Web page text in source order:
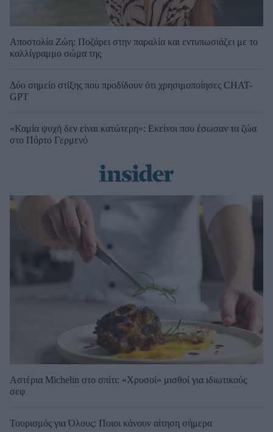
Αποστολία Ζώη: Ποζάρει στην παραλία και εντυπωσιάζει με το
καλλίγραμμο σώμα της
Δύο σημείο στίξης που προδίδουν ότι χρησιμοποίησες CHAT-
GPT
«Καμία ψυχή δεν είναι κατώτερη»: Εκείνοι που έσωσαν τα ζώα
στο Πόρτο Γερμενό
Αστέρια Michelin στο σπίτι: «Χρυσοί» μισθοί για ιδιωτικούς
σεφ
Τουρισμός για Όλους: Ποιοι κάνουν αίτηση σήμερα